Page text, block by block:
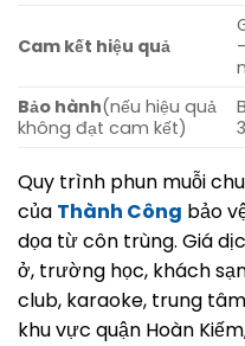
Cam kết hiệu quả
Bảo hành(nếu hiệu quả
không đạt cam kết)
Quy trình phun muỗi
của Thành Công bảo
dọa từ côn trùng. Giá
ở, trường học, khách
club, karaoke, trung
khu vực quận Hoàn